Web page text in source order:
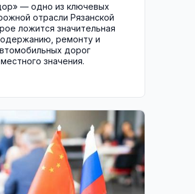
— одно из ключевых
отрасли Рязанской
ложится значительная
ремонту и
дорог
значения.